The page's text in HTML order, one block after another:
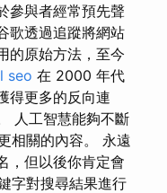
參與者經常預先聲
歌透過追蹤將網站
的原始方法，至今
seo 在 2000 年代
得更多的反向連
人工智慧能夠不斷
相關的內容。 永遠
，但以後你肯定會
字對搜尋結果進行